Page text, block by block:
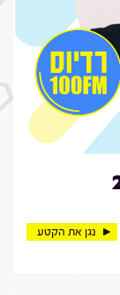
נגן את הקטע